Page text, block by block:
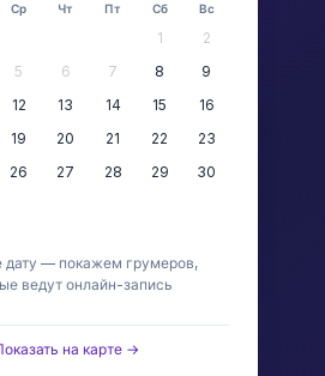
Ср Чт Пт Сб Вс
1
2
5 6 7 8
9
12 13 14 15
16
19 20 21 22
23
26 27 28 29
30
дату — покажем грумеров,
ведут онлайн-запись
на карте →